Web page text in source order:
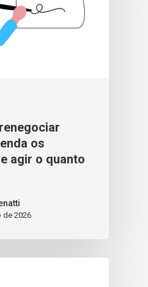
os
agir o quanto
de 2026